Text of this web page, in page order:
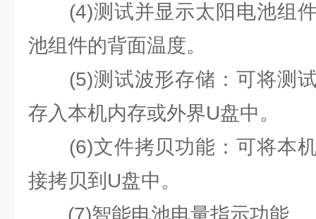
(4)测试并显示太阳电池组件
池组件的背面温度。
(5)测试波形存储：可将测试
存入本机内存或外界U盘中。
(6)文件拷贝功能：可将本机
接拷贝到U盘中。
(7)智能电池电量指示功能。